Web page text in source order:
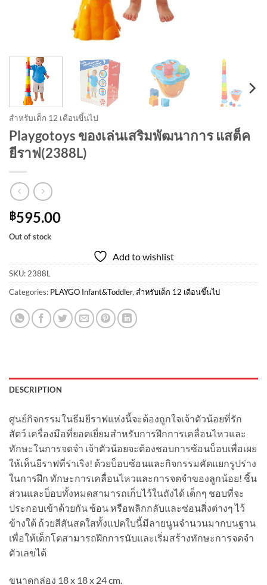
สำหรับเด็ก 12 เดือนขึ้นไป
Playgotoys ของเล่นเสริมพัฒนาการ แสต็ค
ยีราฟ(2388L)
฿595.00
Out of stock
Add to wishlist
SKU: 2388L
Categories: PLAYGO Infant&Toddler, สำหรับเด็ก 12 เดือนขึ้นไป
DESCRIPTION
ศูนย์กิจกรรมในธีมยีราฟแห่งนี้จะต้องถูกใจเจ้าตัวน้อยที่รัก
สัตว์ เครื่องมือที่ยอดเยี่ยมสำหรับการฝึกการเคลื่อนไหวและ
ทักษะในการจดจำ เจ้าตัวน้อยจะต้องชอบการซ้อนบ็อบเพื่อเผย
ให้เห็นยีราฟที่ร่าเริง! ด้วยบ็อบซ้อนและกิจกรรมคัดแยกรูปร่าง
ในการฝึก ทักษะการเคลื่อนไหวและการจดจำของลูกน้อย! ชิ้น
ส่วนและบ็อบทั้งหมดสามารถเก็บไว้ในถังได้ เด็กๆ ชอบที่จะ
ประกอบเข้าด้วยกัน ซ้อน หรือพลิกกลับและซ่อนสิ่งต่างๆ ไว้
ข้างใต้ ถ้วยสีสันสดใสทั้งแปดใบนี้มีลายนูนจำนวนมากบนฐาน
เพื่อให้เด็กโตสามารถฝึกการนับและเริ่มสร้างทักษะการจดจำ
ตัวเลขได้
ขนาดกล่อง 18 x 18 x 24 cm.